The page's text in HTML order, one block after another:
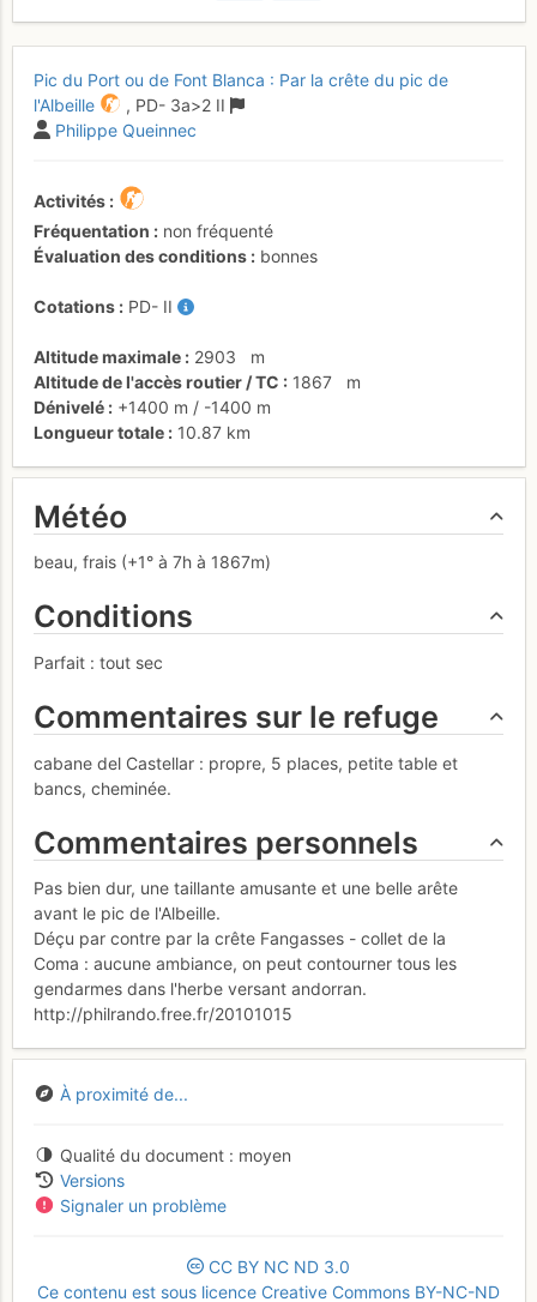
Pic du Port ou de Font Blanca : Par la crête du pic de
l'Albeille
, PD- 3a>2 II
Philippe Queinnec
Activités
Fréquentation
non fréquenté
Évaluation des conditions
bonnes
Cotations PD- II
Altitude maximale 2903
m
Altitude de l'accès routier / TC
1867
m
Dénivelé
+1400 m / -1400 m
Longueur totale
10.87 km
Météo
beau, frais (+1° à 7h à 1867m)
Conditions
Parfait : tout sec
Commentaires sur le refuge
cabane del Castellar : propre, 5 places, petite table et
bancs, cheminée.
Commentaires personnels
Pas bien dur, une taillante amusante et une belle arête
avant le pic de l'Albeille.
Déçu par contre par la crête Fangasses - collet de la
Coma : aucune ambiance, on peut contourner tous les
gendarmes dans l'herbe versant andorran.
http://philrando.free.fr/20101015
À proximité de...
Qualité du document
moyen
Versions
Signaler un problème
CC BY NC ND 3.0
Ce contenu est sous licence Creative Commons BY-NC-ND